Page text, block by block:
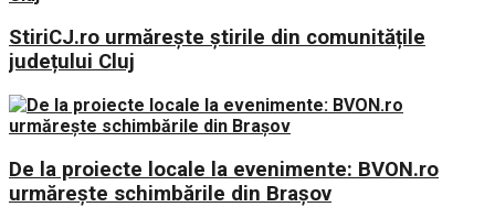
StiriCJ.ro urmărește știrile din comunitățile
județului Cluj
De la proiecte locale la evenimente: BVON.ro
urmărește schimbările din Brașov